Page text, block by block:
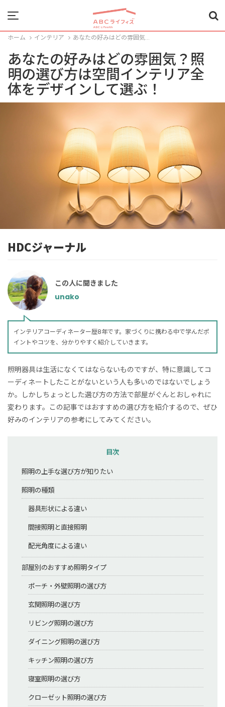
Menu
ホーム インテリア あなたの好みはどの雰囲気...
あなたの好みはどの雰囲気？照
明の選び方は空間インテリア全
体をデザインして選ぶ！
HDCジャーナル
この人に聞きました
unako
インテリアコーディネーター歴8年です。家づくりに携わる中で学んだポ
イントやコツを、分かりやすく紹介していきます。
照明器具は生活になくてはならないものですが、特に意識してコ
ーディネートしたことがないという人も多いのではないでしょう
か。しかしちょっとした選び方の方法で部屋がぐんとおしゃれに
変わります。この記事ではおすすめの選び方を紹介するので、ぜひ
好みのインテリアの参考にしてみてください。
目次
照明の上手な選び方が知りたい
照明の種類
器具形状による違い
間接照明と直接照明
配光角度による違い
部屋別のおすすめ照明タイプ
ポーチ・外壁照明の選び方
玄関照明の選び方
リビング照明の選び方
ダイニング照明の選び方
キッチン照明の選び方
寝室照明の選び方
クローゼット照明の選び方